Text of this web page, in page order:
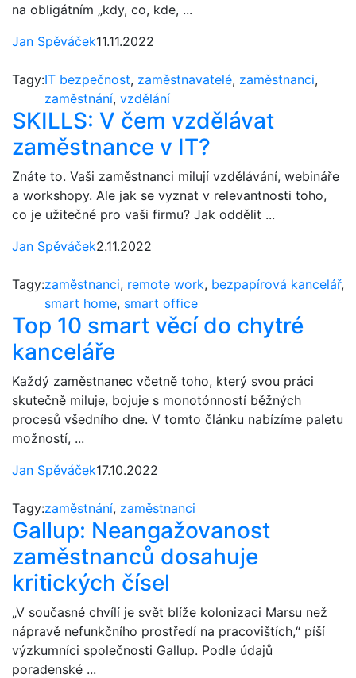
na obligátním „kdy, co, kde, ...
Jan Spěváček11.11.2022
Tagy:IT bezpečnost, zaměstnavatelé, zaměstnanci,
zaměstnání, vzdělání
SKILLS: V čem vzdělávat
zaměstnance v IT?
Znáte to. Vaši zaměstnanci milují vzdělávání, webináře
a workshopy. Ale jak se vyznat v relevantnosti toho,
co je užitečné pro vaši firmu? Jak oddělit ...
Jan Spěváček2.11.2022
Tagy:zaměstnanci, remote work, bezpapírová kancelář,
smart home, smart office
Top 10 smart věcí do chytré
kanceláře
Každý zaměstnanec včetně toho, který svou práci
skutečně miluje, bojuje s monotónností běžných
procesů všedního dne. V tomto článku nabízíme paletu
možností, ...
Jan Spěváček17.10.2022
Tagy:zaměstnání, zaměstnanci
Gallup: Neangažovanost
zaměstnanců dosahuje
kritických čísel
„V současné chvílí je svět blíže kolonizaci Marsu než
nápravě nefunkčního prostředí na pracovištích,“ píší
výzkumníci společnosti Gallup. Podle údajů
poradenské ...